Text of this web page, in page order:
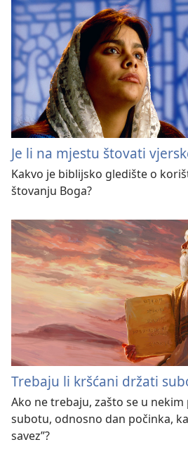
Je li na mjestu štovati
Kakvo je biblijsko gledište o
štovanju Boga?
Trebaju li kršćani držati
Ako ne trebaju, zašto se u
subotu, odnosno dan počinka,
savez”?